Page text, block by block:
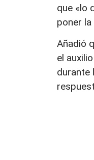
que «lo
poner
Añadió
el
durante